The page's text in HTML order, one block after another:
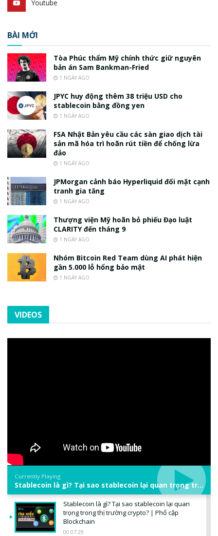
Youtube
BÀI MỚI
Tòa Phúc thẩm Mỹ chính thức giữ nguyên
bản án Sam Bankman-Fried
1 NGÀY AGO
JPYC huy động thêm 38 triệu USD cho
stablecoin bằng đồng yen
1 NGÀY AGO
FSA Nhật Bản yêu cầu các sàn giao dịch tài
sản mã hóa trì hoãn rút tiền để chống lừa
đảo
1 NGÀY AGO
JPMorgan cảnh báo Hyperliquid đối mặt cạnh
tranh gia tăng
1 NGÀY AGO
Thượng viện Mỹ hoãn bỏ phiếu Đạo luật
CLARITY đến tháng 9
1 NGÀY AGO
Nhóm Bitcoin Red Team dùng AI phát hiện
gần 5.000 lỗ hổng bảo mật
1 NGÀY AGO
VIDEOS
Currently Playing
Stablecoin là gì? Tại sao stablecoin lại quan trọng trong thị trường crypto? | Phổ cập Blockchain
Stablecoin là gì? Tại sao stablecoin lại quan
trọng trong thị trường crypto? | Phổ cập
Blockchain
00:07:29